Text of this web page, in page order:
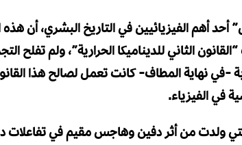
أهم الفيزيائيين في التاريخ البشري، أن هذه
الثاني للديناميكا الحرارية”، ولم تفلح
-في نهاية المطاف- كانت تعمل لصالح هذا
في الفيزياء.
ولدت من أثر دفين وهاجس مقيم في تفاعلات